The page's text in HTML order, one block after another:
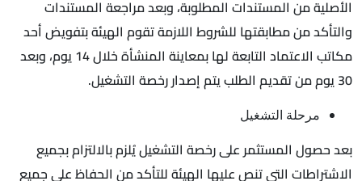
الأصلية من المستندات المطلوبة، وبعد مراجعة المستندات
والتأكد من مطابقتها للشروط اللازمة تقوم الهيئة بتفويض أحد
مكاتب الاعتماد التابعة لها بمعاينة المنشأة خلال 14 يوم، وبعد
30 يوم من تقديم الطلب يتم إصدار رخصة التشغيل.
مرحلة التشغيل
بعد حصول المستثمر على رخصة التشغيل يُلزم بالالتزام بجميع
الاشتراطات التي تنص عليها الهيئة للتأكد من الحفاظ على جميع